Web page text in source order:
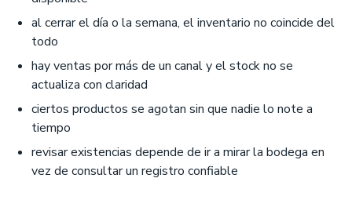
al cerrar el día o la semana, el inventario no coincide del
todo
hay ventas por más de un canal y el stock no se
actualiza con claridad
ciertos productos se agotan sin que nadie lo note a
tiempo
revisar existencias depende de ir a mirar la bodega en
vez de consultar un registro confiable